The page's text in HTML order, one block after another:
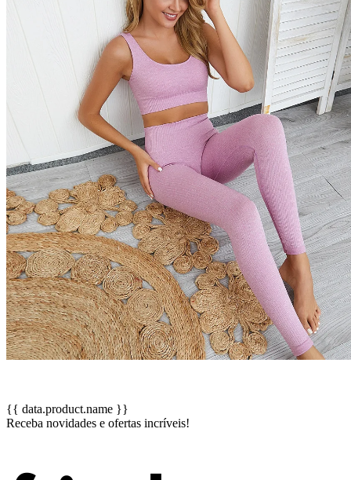
{{ data.product.name }}
Receba novidades e ofertas incríveis!